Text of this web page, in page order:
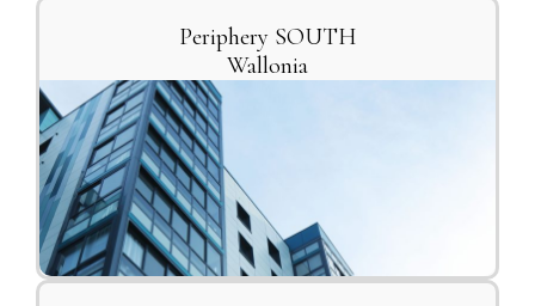
Periphery SOUTH
Wallonia